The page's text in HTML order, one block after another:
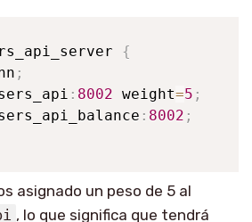
{
;
: 8002 weight=5 ;
: 8002 ;
asignado un peso de 5 al
, lo que significa que tendrá